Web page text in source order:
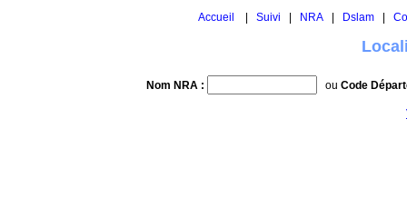
Accueil Suivi NRA Dslam
Nom NRA : ou Code